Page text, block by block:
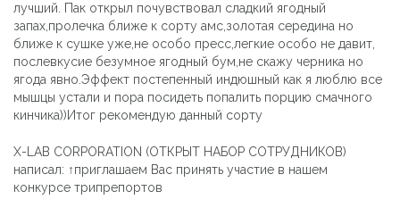
лучший. Пак открыл почувствовал сладкий ягодный
запах,пролечка ближе к сорту амс,золотая середина но
ближе к сушке уже,не особо пресс,легкие особо не давит,
послевкусие безумное ягодный бум,не скажу черника но
ягода явно.Эффект постепенный индюшный как я люблю все
мышцы устали и пора посидеть попалить порцию смачного
кинчика))Итог рекомендую данный сорту
X-LAB CORPORATION (ОТКРЫТ НАБОР СОТРУДНИКОВ)
написал: ↑приглашаем Вас принять участие в нашем
конкурсе трипрепортов